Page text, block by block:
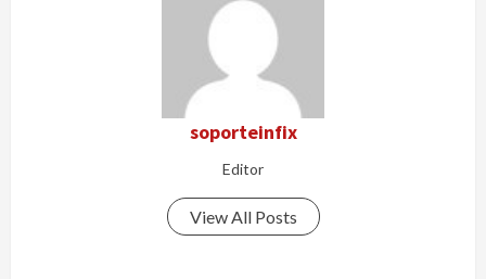
soporteinfix
Editor
View All Posts